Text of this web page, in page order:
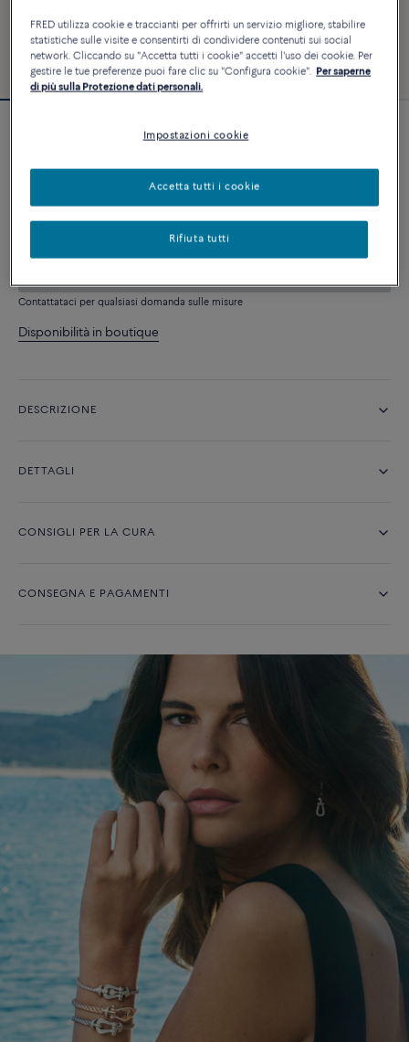
Bracciale Force 10
PERSONALIZZA
Contattataci per qualsiasi domanda sulle misure
Disponibilità in boutique
DESCRIZIONE
DETTAGLI
CONSIGLI PER LA CURA
CONSEGNA E PAGAMENTI
FRED utilizza cookie e traccianti per offrirti un servizio migliore, stabilire
statistiche sulle visite e consentirti di condividere contenuti sui social
network. Cliccando su "Accetta tutti i cookie" accetti l'uso dei cookie. Per
gestire le tue preferenze puoi fare clic su "Configura cookie". Per saperne
di più sulla Protezione dati personali.
Impostazioni cookie
Rifiuta tutti
Accetta tutti i cookie